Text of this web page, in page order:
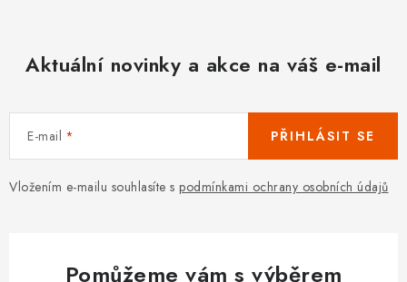
Aktuální novinky a akce na váš e-mail
E-mail
Vložením e-mailu souhlasíte s podmínkami ochrany osobních údajů
PŘIHLÁSIT SE
Pomůžeme vám s výběrem